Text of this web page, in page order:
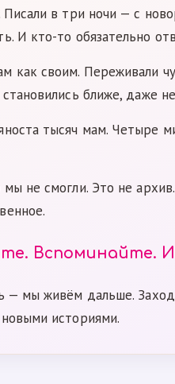
Писали в три ночи — с
И кто-то обязательно
как своим. Переживали
ближе, даже
тысяч мам. Четыре
не смогли. Это не
Вспоминайте.
— мы живём дальше.
историями.